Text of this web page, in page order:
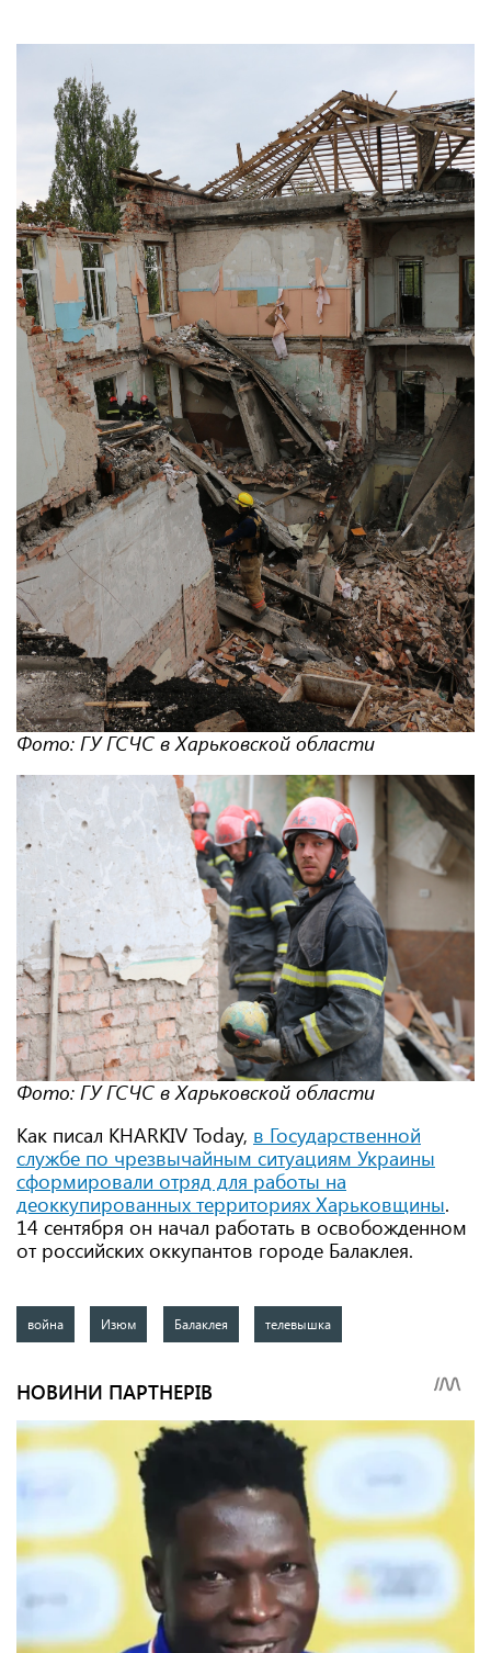
Фото: ГУ ГСЧС в Харьковской области
Фото: ГУ ГСЧС в Харьковской области
Как писал KHARKIV Today, в Государственной
службе по чрезвычайным ситуациям Украины
сформировали отряд для работы на
деоккупированных территориях Харьковщины.
14 сентября он начал работать в освобожденном
от российских оккупантов городе Балаклея.
война Изюм Балаклея телевышка